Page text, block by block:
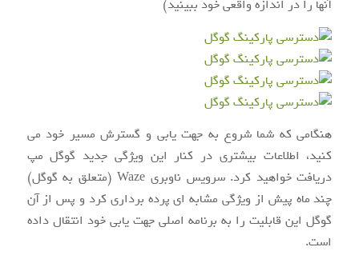
آنها را در اندازه واقعی خود ببینید)
هنگامی که شما شروع به جهت یابی و گسترش مسیر خود می
کنید، اطلاعات بیشتری در کنار این ویژگی جدید گوگل مپ
دریافت خواهید کرد. سرویس ناوبری Waze (متعلق به گوگل)
چند ماه پیش از ویژگی مشابه ای پرده برداری کرد و پس از آن
گوگل این قابلیت را به برنامه اصلی جهت یابی خود انتقال داده
است.